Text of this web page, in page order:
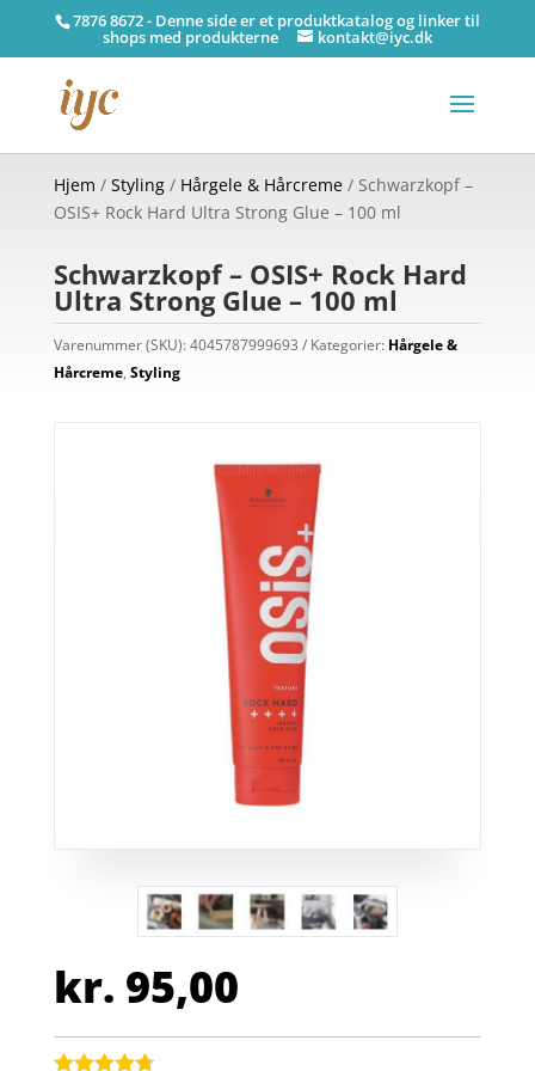
7876 8672 - Denne side er et produktkatalog og linker til
shops med produkterne kontakt@iyc.dk
Hjem / Styling/ Hårgele & Hårcreme/ Schwarzkopf –
OSIS+ Rock Hard Ultra Strong Glue – 100 ml
Schwarzkopf – OSIS+ Rock Hard
Ultra Strong Glue – 100 ml
Varenummer (SKU):4045787999693 Kategorier: Hårgele &
Hårcreme, Styling
kr. 95,00